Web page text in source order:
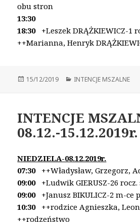
obu stron
13:30
18:30 +Leszek DRĄŻKIEWICZ-1
++Marianna, Henryk
Opublikowano
15/12/2019 Kategorie
INTENCJE MSZALNE
INTENCJE
08.12.-15.12.2019r.
NIEDZIELA-08.12.2019r.
07:30++Władysław, Grzegorz,
09:00+Ludwik GIERUSZ-26 rocz.
09:00+Janusz BIKULICZ-2 m-ce
10:30 ++rodzice Agnieszka,
++rodzeństwo